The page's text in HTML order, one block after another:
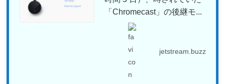
「Chromecast」の後継モ...
jetstream.buzz